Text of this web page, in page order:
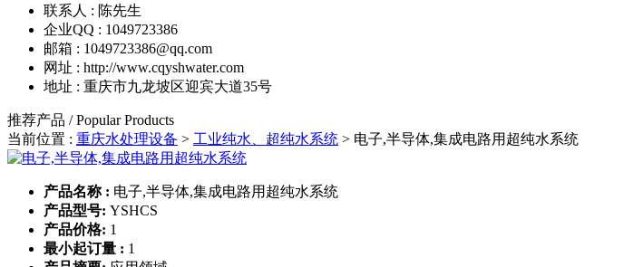
联系人 : 陈先生
企业QQ : 1049723386
邮箱 : 1049723386@qq.com
网址 : http://www.cqyshwater.com
地址 : 重庆市九龙坡区迎宾大道35号
推荐产品 / Popular Products
当前位置 : 重庆水处理设备 > 工业纯水、超纯水系统 > 电子,半导体,集成电路用超纯水系统
产品名称 : 电子,半导体,集成电路用超纯水系统
产品型号: YSHCS
产品价格: 1
最小起订量 : 1